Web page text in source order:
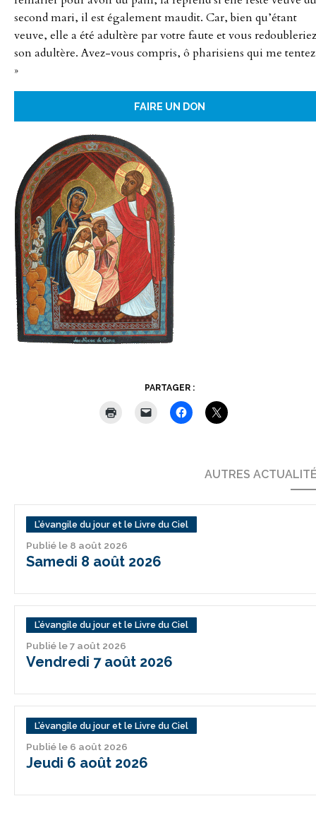
second mari, il est également maudit. Car, bien qu’étant
veuve, elle a été adultère par votre faute et vous redoubleriez
son adultère. Avez-vous compris, ô pharisiens qui me
»
FAIRE UN DON
PARTAGER :
AUTRES
L’évangile du jour et le Livre du Ciel
Publié le 8 août 2026
Samedi 8 août 2026
L’évangile du jour et le Livre du Ciel
Publié le 7 août 2026
Vendredi 7 août 2026
L’évangile du jour et le Livre du Ciel
Publié le 6 août 2026
Jeudi 6 août 2026